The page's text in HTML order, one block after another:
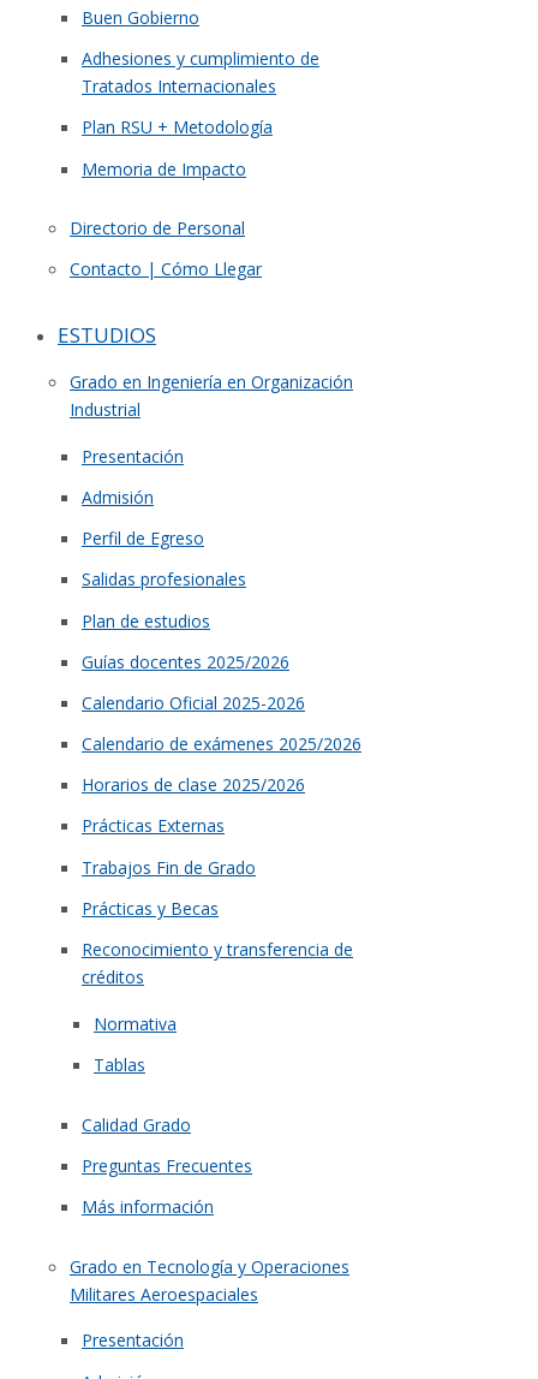
Buen Gobierno
Adhesiones y cumplimiento de
Tratados Internacionales
Plan RSU + Metodología
Memoria de Impacto
Directorio de Personal
Contacto | Cómo Llegar
ESTUDIOS
Grado en Ingeniería en Organización
Industrial
Presentación
Admisión
Perfil de Egreso
Salidas profesionales
Plan de estudios
Guías docentes 2025/2026
Calendario Oficial 2025-2026
Calendario de exámenes 2025/2026
Horarios de clase 2025/2026
Prácticas Externas
Trabajos Fin de Grado
Prácticas y Becas
Reconocimiento y transferencia de
créditos
Normativa
Tablas
Calidad Grado
Preguntas Frecuentes
Más información
Grado en Tecnología y Operaciones
Militares Aeroespaciales
Presentación